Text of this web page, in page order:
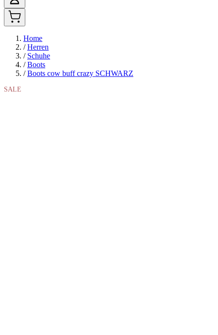
Home
/ Herren
/ Schuhe
/ Boots
/ Boots cow buff crazy SCHWARZ
SALE